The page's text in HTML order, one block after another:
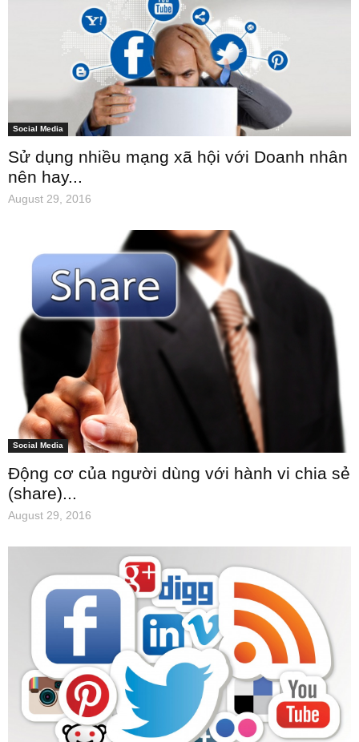
Social Media
Sử dụng nhiều mạng xã hội với Doanh nhân
nên hay...
August 29, 2016
Social Media
Động cơ của người dùng với hành vi chia sẻ
(share)...
August 29, 2016